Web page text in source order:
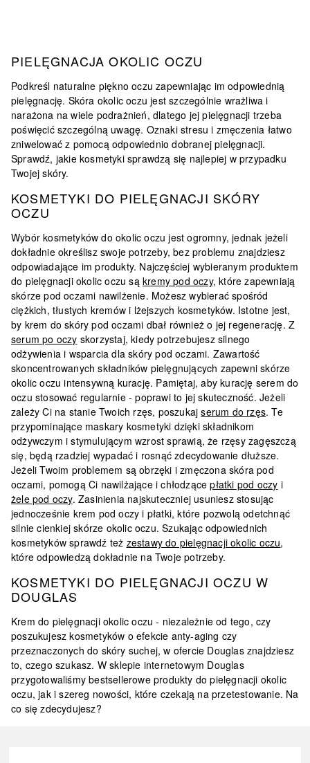
PIELĘGNACJA OKOLIC OCZU
Podkreśl naturalne piękno oczu zapewniając im odpowiednią
pielęgnację. Skóra okolic oczu jest szczególnie wrażliwa i
narażona na wiele podrażnień, dlatego jej pielęgnacji trzeba
poświęcić szczególną uwagę. Oznaki stresu i zmęczenia łatwo
zniwelować z pomocą odpowiednio dobranej pielęgnacji.
Sprawdź, jakie kosmetyki sprawdzą się najlepiej w przypadku
Twojej skóry.
KOSMETYKI DO PIELĘGNACJI SKÓRY
OCZU
Wybór kosmetyków do okolic oczu jest ogromny, jednak jeżeli
dokładnie określisz swoje potrzeby, bez problemu znajdziesz
odpowiadające im produkty. Najczęściej wybieranym produktem
do pielęgnacji okolic oczu są kremy pod oczy, które zapewniają
skórze pod oczami nawilżenie. Możesz wybierać spośród
ciężkich, tłustych kremów i lżejszych kosmetyków. Istotne jest,
by krem do skóry pod oczami dbał również o jej regenerację. Z
serum po oczy skorzystaj, kiedy potrzebujesz silnego
odżywienia i wsparcia dla skóry pod oczami. Zawartość
skoncentrowanych składników pielęgnujących zapewni skórze
okolic oczu intensywną kurację. Pamiętaj, aby kurację serem do
oczu stosować regularnie - poprawi to jej skuteczność. Jeżeli
zależy Ci na stanie Twoich rzęs, poszukajserum do rzęs. Te
przypominające maskary kosmetyki dzięki składnikom
odżywczym i stymulującym wzrost sprawią, że rzęsy zagęszczą
się, będą rzadziej wypadać i rosnąć zdecydowanie dłuższe.
Jeżeli Twoim problemem są obrzęki i zmęczona skóra pod
oczami, pomogą Ci nawilżające i chłodzącepłatki pod oczy i
żele pod oczy. Zasinienia najskuteczniej usuniesz stosując
jednocześnie krem pod oczy i płatki, które pozwolą odetchnąć
silnie cienkiej skórze okolic oczu. Szukając odpowiednich
kosmetyków sprawdź też zestawy do pielęgnacji okolic oczu,
które odpowiedzą dokładnie na Twoje potrzeby.
KOSMETYKI DO PIELĘGNACJI OCZU W
DOUGLAS
Krem do pielęgnacji okolic oczu - niezależnie od tego, czy
poszukujesz kosmetyków o efekcie anty-aging czy
przeznaczonych do skóry suchej, w ofercie Douglas znajdziesz
to, czego szukasz. W sklepie internetowym Douglas
przygotowaliśmy bestsellerowe produkty do pielęgnacji okolic
oczu, jak i szereg nowości, które czekają na przetestowanie. Na
co się zdecydujesz?